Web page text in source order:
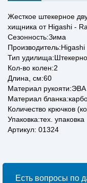
Жесткое штекерное
хищника от Higashi -
Сезонность:Зима
Производитель:Higashi
Тип
Кол-во колен:2
Длина, см:60
Материал рукояти:ЭВА
Материал
Количество крючков
Упаковка:тех. упаковка
Артикул: 01324
Есть вопросы по